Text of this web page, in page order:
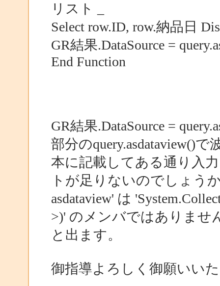
リスト _
Select row.ID, row.納品日
GR結果.DataSource =
End Function
GR結果.DataSource =
部分のquery.asdataview()
本に記載してある通り入
トが足りないのでしょう
asdataview' は
>)' のメンバではありませ
と出ます。
御指導よろしく御願いい